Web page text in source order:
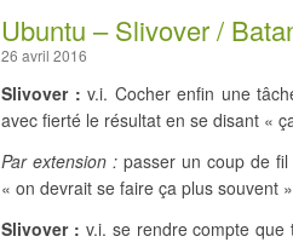
Ubuntu – Slivover /
26 avril 2016
Slivover : v.i. Cocher enfin une
avec fierté le résultat en se disant «
Par extension : passer un coup de
« on devrait se faire ça plus souvent
Slivover : v.i. se rendre compte